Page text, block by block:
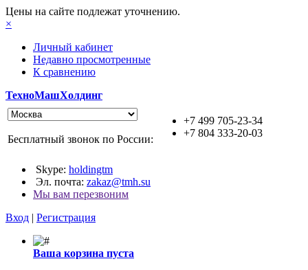
Цены на сайте подлежат уточнению.
×
Личный кабинет
Недавно просмотренные
К сравнению
ТехноМашХолдинг
+7 499 705-23-34
+7 804 333-20-03
Бесплатный звонок по России:
Skype: holdingtm
Эл. почта: zakaz@tmh.su
Мы вам перезвоним
Вход | Регистрация
Ваша корзина пуста